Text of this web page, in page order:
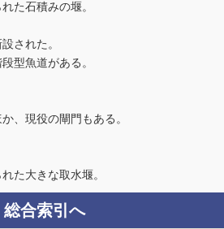
た石積みの堰。
された。
型魚道がある。
、現役の閘門もある。
た大きな取水堰。
総合索引へ